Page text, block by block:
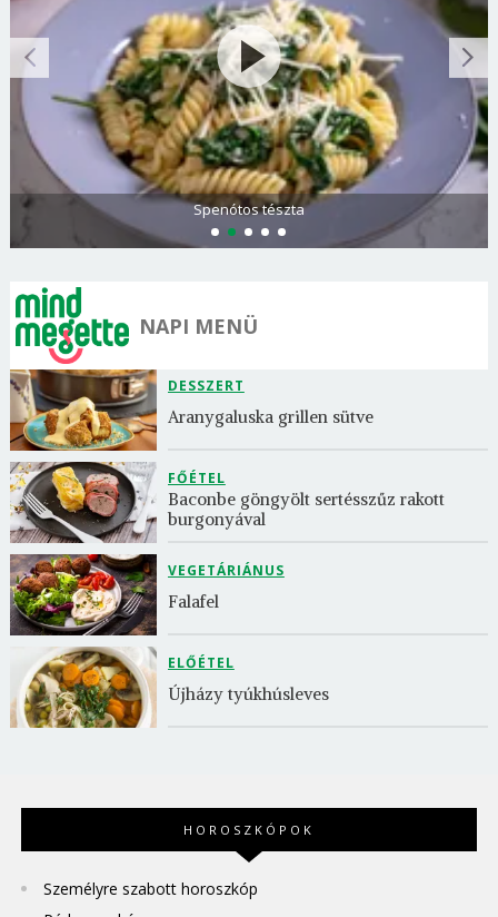
Spenótos tészta
NAPI MENÜ
DESSZERT
Aranygaluska grillen sütve
FŐÉTEL
Baconbe göngyölt sertésszűz rakott
burgonyával
VEGETÁRIÁNUS
Falafel
ELŐÉTEL
Újházy tyúkhúsleves
HOROSZKÓPOK
Személyre szabott horoszkóp